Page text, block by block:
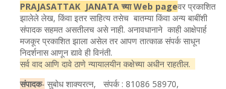
PRAJASATTAK JANATA च्या Web pageवर प्रकाशित
झालेले लेख, किंवा इतर साहित्य तसेच बातम्या किंवा अन्य बाबींशी
संपादक सहमत असतीलच असे नाही. अनावधानाने काही आक्षेपार्ह
मजकूर प्रकाशित झाला असेल तर आपण तात्काळ संपर्क साधून
निदर्शनास आणून द्यावे ही विनंती.
सर्व वाद आणि दावे ठाणे न्यायालयीन कक्षेच्या अधीन राहतील.
संपादक- सुबोध शाक्यरत्न, संपर्क : 81086 58970,